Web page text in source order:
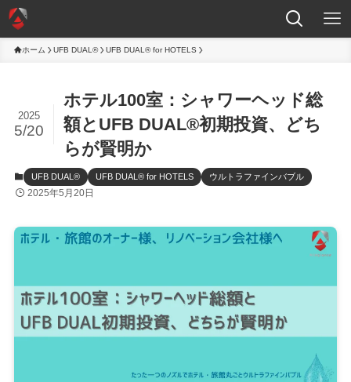
ホーム UFB DUAL® UFB DUAL® for HOTELS
ホテル100室：シャワーヘッド総
額とUFB DUAL®初期投資、どち
らが賢明か
2025
5/20
UFB DUAL® UFB DUAL® for HOTELS ウルトラファインバブル
2025年5月20日